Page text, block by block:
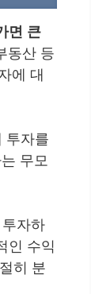
면 큰
동산 등
에 대
투자를
무모
자하
인 수익
히 분